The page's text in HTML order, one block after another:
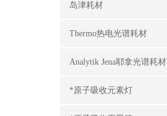
岛津耗材
Thermo热电光谱耗材
Analytik Jena耶拿光谱耗材
*原子吸收元素灯